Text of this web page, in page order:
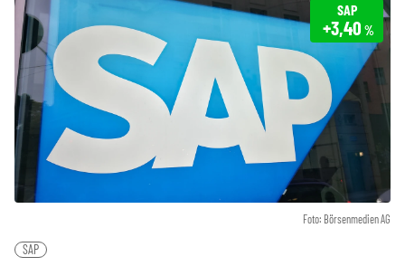
Foto: Börsenmedien AG
SAP
+3,40 %
SAP